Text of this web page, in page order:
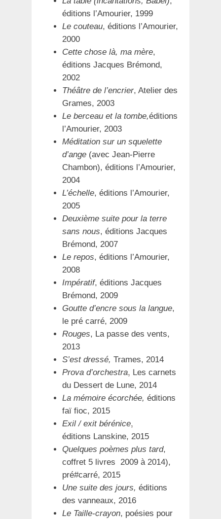
éditions l’Amourier, 1999
Le couteau, éditions l’Amourier,
2000
Cette chose là, ma mère,
éditions Jacques Brémond,
2002
Théâtre de l’encrier, Atelier des
Grames, 2003
Le berceau et la tombe,éditions
l’Amourier, 2003
Méditation sur un squelette
d’ange (avec Jean-Pierre
Chambon), éditions l’Amourier,
2004
L’échelle, éditions l’Amourier,
2005
Deuxième suite pour la terre
sans nous, éditions Jacques
Brémond, 2007
Le repos, éditions l’Amourier,
2008
Impératif, éditions Jacques
Brémond, 2009
Goutte d’encre sous la langue,
le pré carré, 2009
Rouges, La passe des vents,
2013
S’est dressé, Trames, 2014
Prova d’orchestra, Les carnets
du Dessert de Lune, 2014
La mémoire écorchée, éditions
faï fioc, 2015
Exil / exit bérénice,
éditions Lanskine, 2015
Quelques poèmes plus tard,
coffret 5 livres 2009 à 2014),
pré#carré, 2015
Une suite des jours, éditions
des vanneaux, 2016
Le Taille-crayon, poésies pour